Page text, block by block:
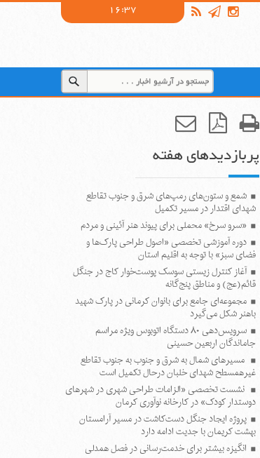
16:37
پربازدیدهای هفته
شمع و ستون‌های رمپ‌های شرق و جنوب تقاطع
شهدای اقتدار در مسیر تکمیل
«سرو سرخ» محملی برای پیوند هنر آئینی و مردم
دوره آموزشی تخصصی «اصول طراحی پارک‌ها و
فضای سبز» با توجه به اقلیم استان
آغاز کنترل زیستی سوسک پوست‌خوار کاج در جنگل
قائم(عج) و مناطق پنج‌گانه
مجموعه‌ای جامع برای بانوان کرمانی در پارک شهید
باهنر شکل می‌گیرد
سرویس‌دهی ۸۰ دستگاه اتوبوس ویژه مراسم
جاماندگان اربعین حسینی
مسیرهای شمال به شرق و جنوب به جنوب تقاطع
غیرهمسطح شهدای خلبان درحال تکمیل است
نشست تخصصی «الزامات طراحی شهری در شهرهای
دوستدار کودک» در کارخانه نوآوری کرمان
پروژه ایجاد جنگل دست‌کاشت در مسیر آرامستان
بهشت کریمان با جدیت ادامه دارد
انگیزه بیشتر برای خدمت‌رسانی در فصل همدلی